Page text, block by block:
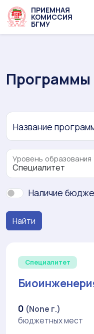
ПРИЕМНАЯ
КОМИССИЯ
БГМУ
Программы
Название
Уровень образования
Наличие
Найти
Специалитет
0 (None г.)
бюджетных мест